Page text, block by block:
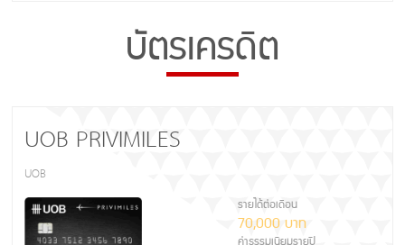
บัตรเครดิต
UOB PRIVIMILES
UOB
รายได้ต่อเดือน
70,000 บาท